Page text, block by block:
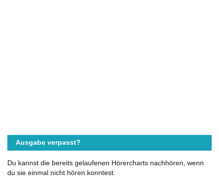
Ausgabe verpasst?
Du kannst die bereits gelaufenen Hörercharts nachhören, wenn
du sie einmal nicht hören konntest.